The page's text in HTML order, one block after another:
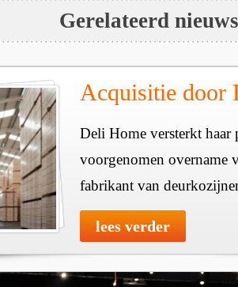
Gerelateerd nieuws
Acquisitie door
Deli Home versterkt haar
voorgenomen overname
fabrikant van
lees verder